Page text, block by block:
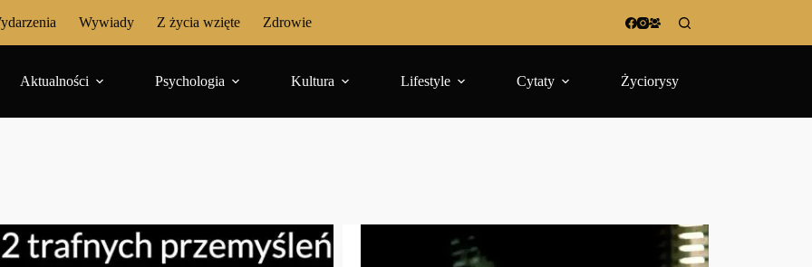
Wywiady Z życia wzięte Zdrowie
Aktualności Psychologia Kultura Lifestyle Cytaty Życiorysy